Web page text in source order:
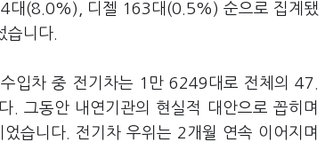
대(8.0%), 디젤 163대(0.5%) 순으로 집계됐
습니다.
입차 중 전기차는 1만 6249대로 전체의 47.
그동안 내연기관의 현실적 대안으로 꼽히며
습니다. 전기차 우위는 2개월 연속 이어지며